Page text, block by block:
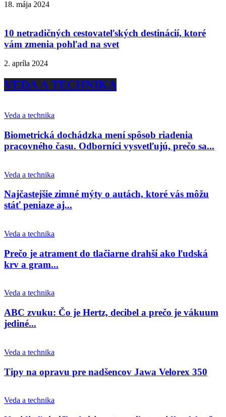
18. mája 2024
10 netradičných cestovateľských destinácií, ktoré
vám zmenia pohľad na svet
2. apríla 2024
VEDA A TECHNIKA
Veda a technika
Biometrická dochádzka mení spôsob riadenia
pracovného času. Odborníci vysvetľujú, prečo sa...
Veda a technika
Najčastejšie zimné mýty o autách, ktoré vás môžu
stáť peniaze aj...
Veda a technika
Prečo je atrament do tlačiarne drahší ako ľudská
krv a gram...
Veda a technika
ABC zvuku: Čo je Hertz, decibel a prečo je vákuum
jediné...
Veda a technika
Tipy na opravu pre nadšencov Jawa Velorex 350
Veda a technika